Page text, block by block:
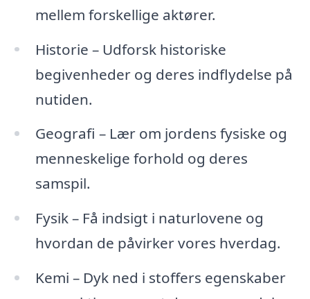
mellem forskellige aktører.
Historie – Udforsk historiske
begivenheder og deres indflydelse på
nutiden.
Geografi – Lær om jordens fysiske og
menneskelige forhold og deres
samspil.
Fysik – Få indsigt i naturlovene og
hvordan de påvirker vores hverdag.
Kemi – Dyk ned i stoffers egenskaber